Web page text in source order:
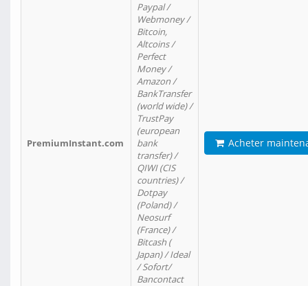
PremiumInstant.com
Paypal /
Webmoney /
Bitcoin,
Altcoins /
Perfect
Money /
Amazon /
BankTransfer
(world wide) /
TrustPay
(european
bank
transfer) /
QIWI (CIS
countries) /
Dotpay
(Poland) /
Neosurf
(France) /
Bitcash (
Japan) / Ideal
/ Sofort/
Bancontact
Acheter